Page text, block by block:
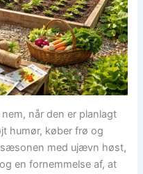
når den er planlagt
humør, køber frø og
med ujævn høst,
en fornemmelse af, at